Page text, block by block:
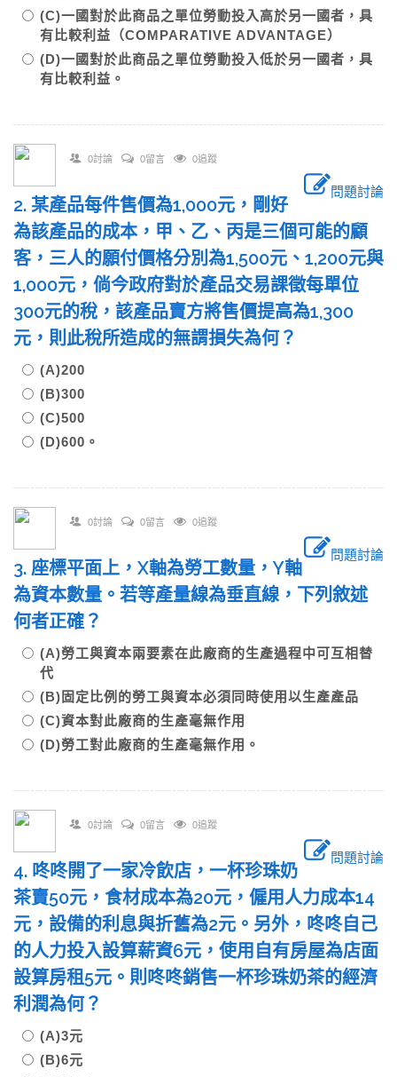
(C)一國對於此商品之單位勞動投入高於另一國者，具
有比較利益（COMPARATIVE ADVANTAGE）
(D)一國對於此商品之單位勞動投入低於另一國者，具
有比較利益。
0討論 0留言 0追蹤
問題討論
2. 某產品每件售價為1,000元，剛好
為該產品的成本，甲、乙、丙是三個可能的顧
客，三人的願付價格分別為1,500元、1,200元與
1,000元，倘今政府對於產品交易課徵每單位
300元的稅，該產品賣方將售價提高為1,300
元，則此稅所造成的無謂損失為何？
(A)200
(B)300
(C)500
(D)600。
0討論 0留言 0追蹤
問題討論
3. 座標平面上，X軸為勞工數量，Y軸
為資本數量。若等產量線為垂直線，下列敘述
何者正確？
(A)勞工與資本兩要素在此廠商的生產過程中可互相替
代
(B)固定比例的勞工與資本必須同時使用以生產產品
(C)資本對此廠商的生產毫無作用
(D)勞工對此廠商的生產毫無作用。
0討論 0留言 0追蹤
問題討論
4. 咚咚開了一家冷飲店，一杯珍珠奶
茶賣50元，食材成本為20元，僱用人力成本14
元，設備的利息與折舊為2元。另外，咚咚自己
的人力投入設算薪資6元，使用自有房屋為店面
設算房租5元。則咚咚銷售一杯珍珠奶茶的經濟
利潤為何？
(A)3元
(B)6元